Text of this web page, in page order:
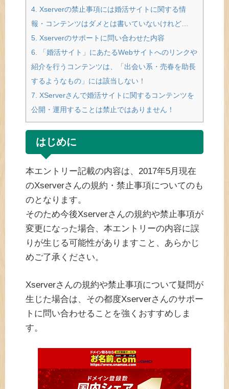
4. Xserverの禁止事項には婚活サイトに関する情
報・コンテンツはダメとは書いていないけれど…
5. Xserverのサポートに問い合わせた内容
6. 「婚活サイト」にあたるWebサイトへのリンクや
紹介を行うコンテンツは、「出会い系・売春を助長
するようなもの」には該当しない！
7. XServerさんで婚活サイトに関するコンテンツを
公開・運用することは禁止ではありません！
はじめに
本エントリー記載の内容は、2017年5月現在
のXserverさんの規約・禁止事項についてのも
のとなります。
そのため今後Xserverさんの規約や禁止事項が
変更になった場合、本エントリーの内容に誤
りが生じる可能性がありますこと、あらかじ
めご了承ください。
Xserverさんの規約や禁止事項について疑問が
生じた場合は、その都度Xserverさんのサポー
トに問い合わせることを強くおすすめしま
す。